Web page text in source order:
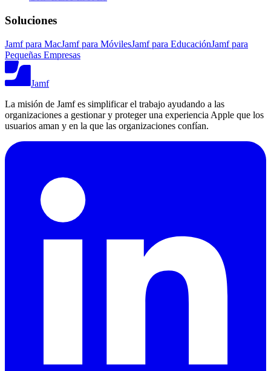
Soluciones
Jamf para MacJamf para MóvilesJamf para EducaciónJamf para
Pequeñas Empresas
Jamf
La misión de Jamf es simplificar el trabajo ayudando a las
organizaciones a gestionar y proteger una experiencia Apple que los
usuarios aman y en la que las organizaciones confían.